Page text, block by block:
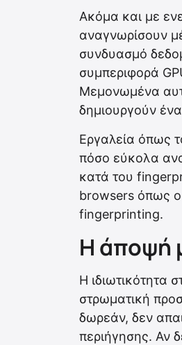
Ακόμα και με
αναγνωρίσουν
συνδυασμό
συμπεριφορά
Μεμονωμένα
δημιουργούν
Εργαλεία όπως
πόσο εύκολα
κατά του
browsers όπως ο
fingerprinting.
Η άποψή
Η ιδιωτικότητα
στρωματική
δωρεάν, δεν
περιήγησης. Αν